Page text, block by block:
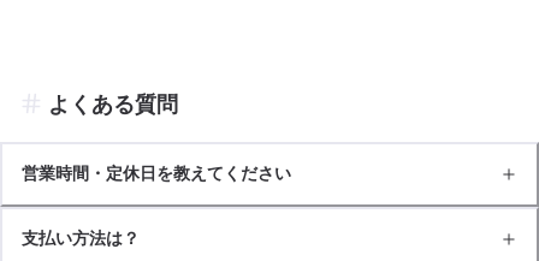
よくある質問
営業時間・定休日を教えてください
支払い方法は？